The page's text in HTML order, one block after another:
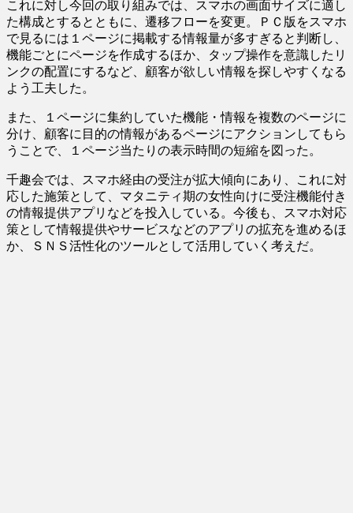
これに対し今回の取り組みでは、スマホの画面サイズに適し
た構成とするとともに、遷移フローを変更。ＰＣ版をスマホ
で見るには１ページに掲載する情報量が多すぎると判断し、
機能ごとにページを作成するほか、タップ操作を意識したリ
ンクの配置にするなど、顧客が欲しい情報を探しやすくなる
よう工夫した。
また、１ページに集約していた機能・情報を複数のページに
分け、顧客に目的の情報があるページにアクションしてもら
うことで、１ページ当たりの表示時間の短縮を図った。
千趣会では、スマホ経由の受注が拡大傾向にあり、これに対
応した施策として、マタニティ期の女性向けに受注機能付き
の情報提供アプリなどを投入している。今後も、スマホ対応
策として情報提供やサービスなどのアプリの拡充を進めるほ
か、ＳＮＳ活性化のツールとして活用していく考えだ。